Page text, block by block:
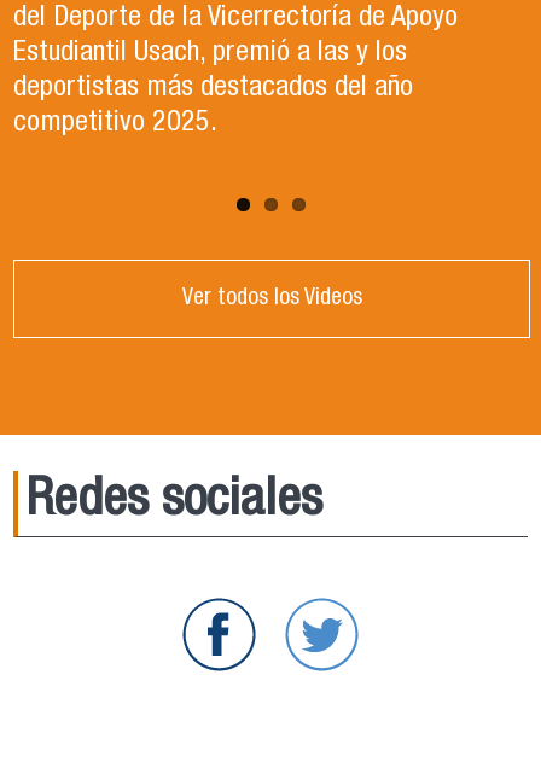
del Deporte de la Vicerrectoría de Apoyo
Estudiantil Usach, premió a las y los
deportistas más destacados del año
competitivo 2025.
Proyecto Ludo Inclusión, liderado por el
profesor Claudio Farías y estudiantes de
Pedagogía en Educación Física de la Facultad
de Ciencias Médicas de la Uni
Te invitamos a revisar el video de nuestro
candidato , el Dr. Celso Sanchez para el cargo
de Director de Escuela período 2025-2026.
Ver todos los Videos
Redes sociales